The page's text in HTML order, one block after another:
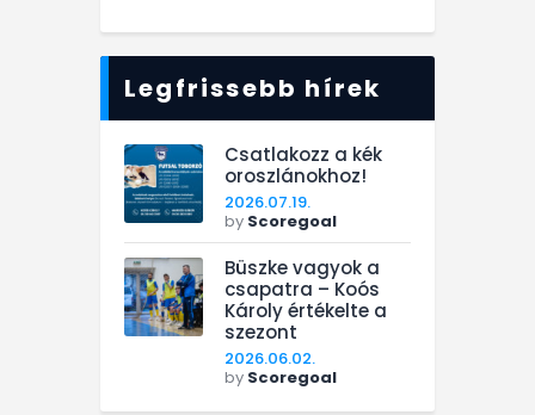
Legfrissebb hírek
Csatlakozz a kék
oroszlánokhoz!
2026.07.19.
by Scoregoal
Büszke vagyok a
csapatra – Koós
Károly értékelte a
szezont
2026.06.02.
by Scoregoal